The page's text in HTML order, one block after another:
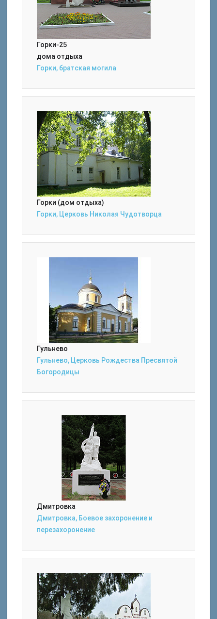
Горки-25
дома отдыха
Горки, братская могила
Горки (дом отдыха)
Горки, Церковь Николая Чудотворца
Гульнево
Гульнево, Церковь Рождества Пресвятой
Богородицы
Дмитровка
Дмитровка, Боевое захоронение и
перезахоронение